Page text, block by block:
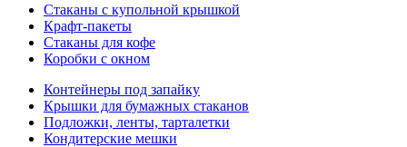
Стаканы с купольной крышкой
Крафт-пакеты
Стаканы для кофе
Коробки с окном
Контейнеры под запайку
Крышки для бумажных стаканов
Подложки, ленты, тарталетки
Кондитерские мешки